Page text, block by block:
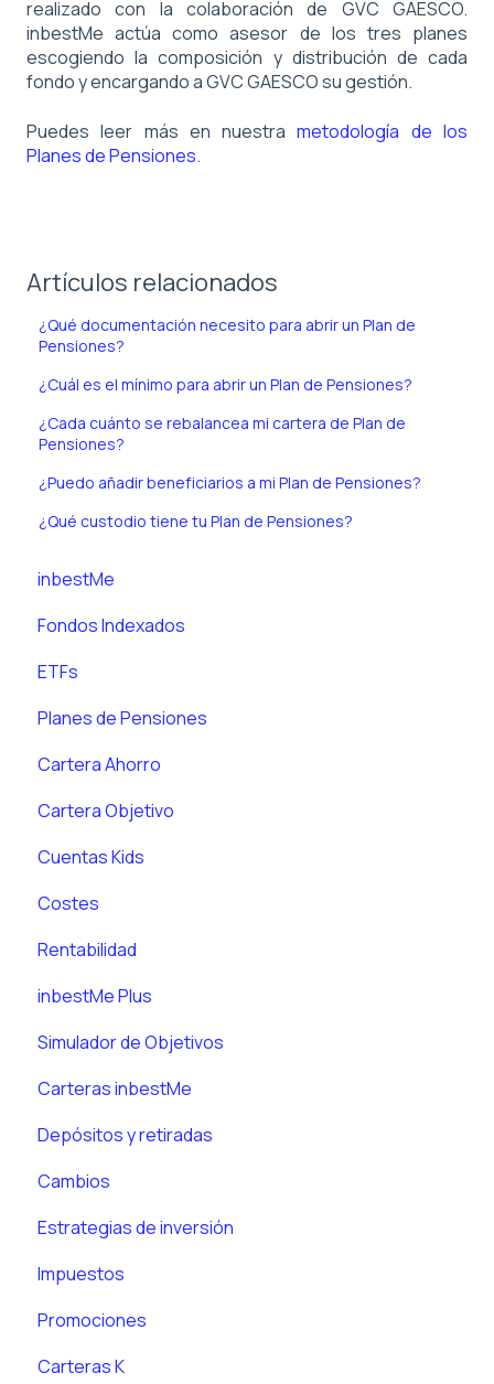
realizado con la colaboración de GVC GAESCO.
inbestMe actúa como asesor de los tres planes
escogiendo la composición y distribución de cada
fondo y encargando a GVC GAESCO su gestión.
Puedes leer más en nuestrametodología de los
Planes de Pensiones.
Artículos relacionados
¿Qué documentación necesito para abrir un Plan de
Pensiones?
¿Cuál es el mínimo para abrir un Plan de Pensiones?
¿Cada cuánto se rebalancea mi cartera de Plan de
Pensiones?
¿Puedo añadir beneficiarios a mi Plan de Pensiones?
¿Qué custodio tiene tu Plan de Pensiones?
inbestMe
Fondos Indexados
ETFs
Planes de Pensiones
Cartera Ahorro
Cartera Objetivo
Cuentas Kids
Costes
Rentabilidad
inbestMe Plus
Simulador de Objetivos
Carteras inbestMe
Depósitos y retiradas
Cambios
Estrategias de inversión
Impuestos
Promociones
Carteras K